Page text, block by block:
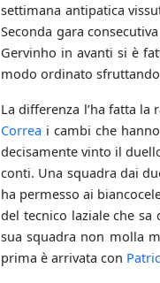
settimana antipatica
Seconda gara
Gervinho in avanti si è
modo ordinato
La differenza l’ha fatta
Correa i cambi che
decisamente vinto il
conti. Una squadra dai
ha permesso ai
del tecnico laziale che
sua squadra non molla
prima è arrivata con Patric